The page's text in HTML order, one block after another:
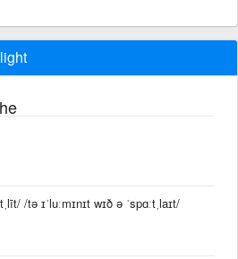
/tə ɪˈluːmɪnɪt wɪð ə ˈspɑːtˌlaɪt/